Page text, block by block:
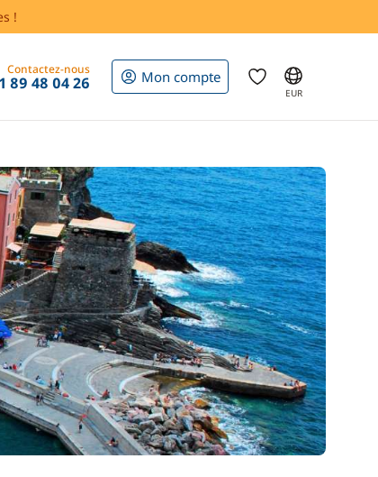
!
Contactez-nous
89 48 04 26 Mon compte
EUR